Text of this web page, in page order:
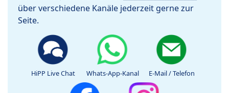
über verschiedene Kanäle jederzeit gerne zur
Seite.
HiPP Live Chat Whats-App-Kanal E-Mail / Telefon